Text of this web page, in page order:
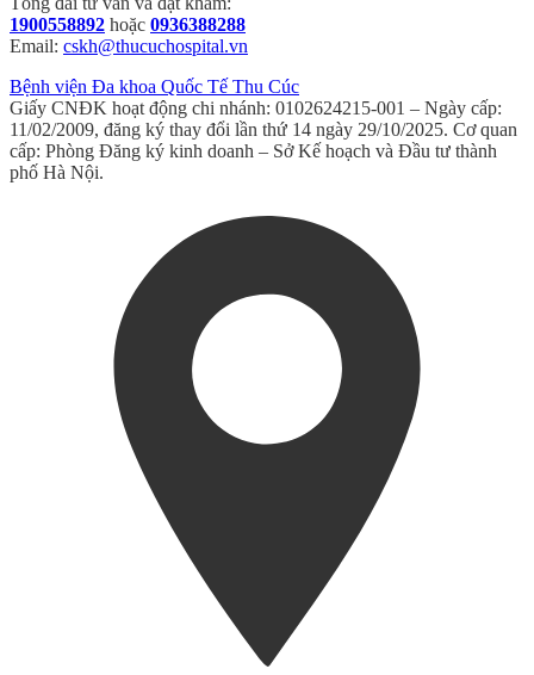
1900558892 hoặc 0936388288
Email: cskh@thucuchospital.vn
Bệnh viện Đa khoa Quốc Tế Thu Cúc
Giấy CNĐK hoạt động chi nhánh: 0102624215-001 – Ngày cấp:
11/02/2009, đăng ký thay đổi lần thứ 14 ngày 29/10/2025. Cơ quan
cấp: Phòng Đăng ký kinh doanh – Sở Kế hoạch và Đầu tư thành
phố Hà Nội.